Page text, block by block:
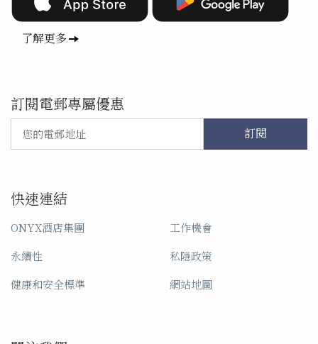
了解更多
訂閱電郵專屬優惠
訂閱
快速連結
ONYX酒店集團
永續性
健康和安全標準
工作機會
私隱政策
網站地圖